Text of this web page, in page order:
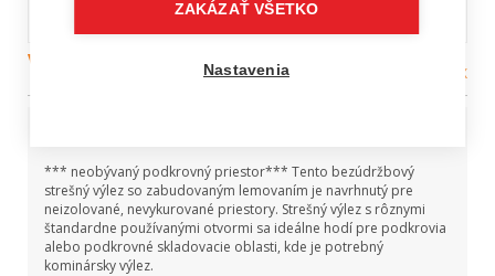
Velux výlez GVT 0000Z
Kategória: Strešné okná VELUX
*** neobývaný podkrovný priestor*** Tento bezúdržbový
strešný výlez so zabudovaným lemovaním je navrhnutý pre
neizolované, nevykurované priestory. Strešný výlez s rôznymi
štandardne používanými otvormi sa ideálne hodí pre podkrovia
alebo podkrovné skladovacie oblasti, kde je potrebný
kominársky výlez.
ZAKÁZAŤ VŠETKO
Nastavenia